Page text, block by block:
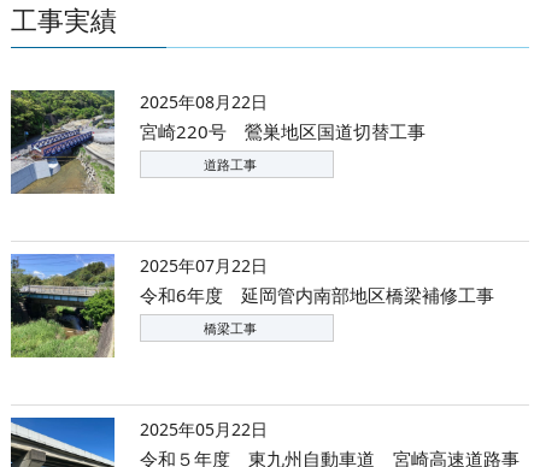
工事実績
2025年08月22日
宮崎220号 鶯巣地区国道切替工事
道路工事
2025年07月22日
令和6年度 延岡管内南部地区橋梁補修工事
橋梁工事
2025年05月22日
令和５年度 東九州自動車道 宮崎高速道路事